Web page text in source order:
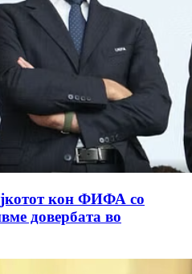
кон ФИФА со
довербата во